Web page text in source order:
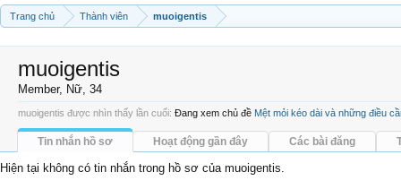
Trang chủ Thành viên muoigentis
muoigentis
Member, Nữ, 34
muoigentis được nhìn thấy lần cuối: Đang xem chủ đề Mệt mỏi kéo dài và những điều
Tin nhắn hồ sơ Hoạt động gần đây Các bài đăng
Hiện tại không có tin nhắn trong hồ sơ của muoigentis.